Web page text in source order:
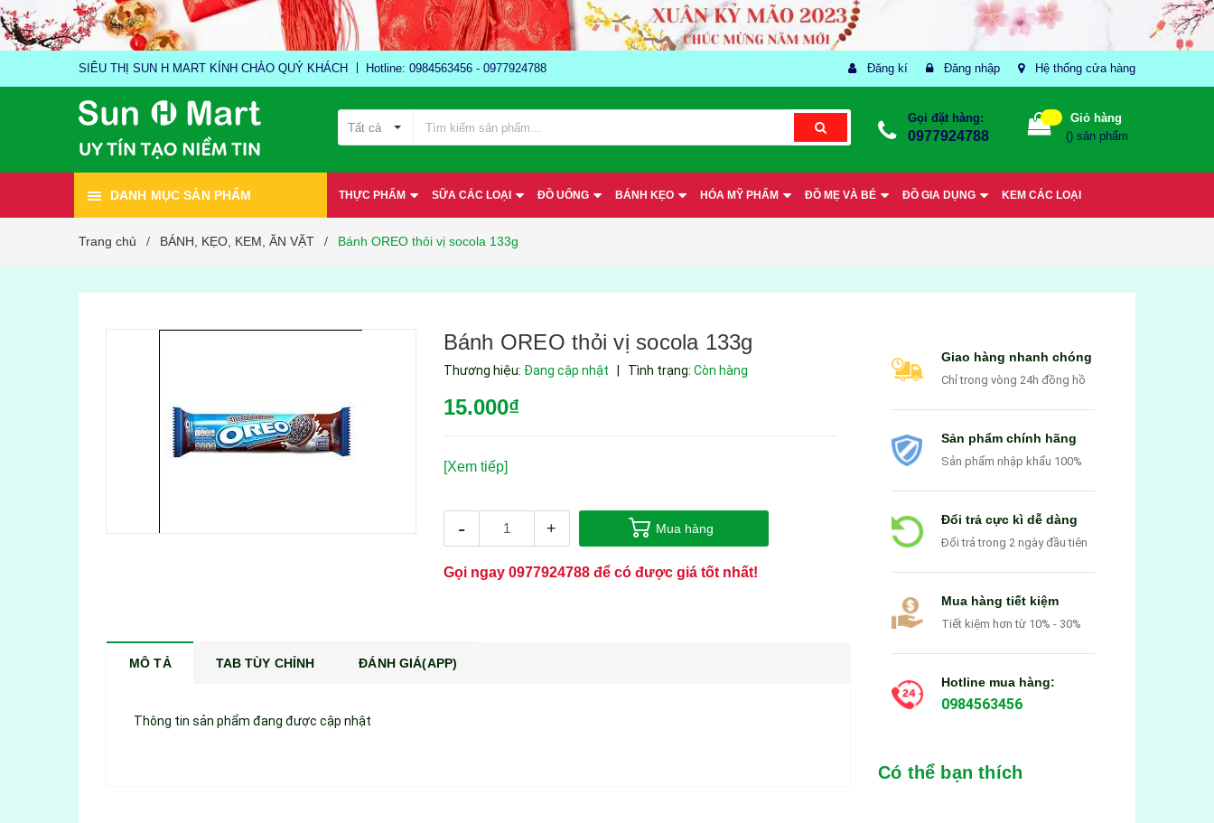
SIÊU THỊ SUN H MART KÍNH CHÀO QUÝ KHÁCH Hotline: 0984563456 - 0977924788 Đăng kí Đăng nhập Hệ thống cửa hàng
Tất cả
Gọi đặt hàng:
0977924788
Giỏ hàng
() sản phẩm
DANH MỤC SẢN PHẨM THỰC PHẨM SỮA CÁC LOẠI ĐỒ UỐNG BÁNH KẸO HÓA MỸ PHẨM ĐỒ MẸ VÀ BÉ ĐỒ GIA DỤNG KEM CÁC LOẠI
Trang chủ / BÁNH, KẸO, KEM, ĂN VẶT / Bánh OREO thỏi vị socola 133g
Bánh OREO thỏi vị socola 133g
Thương hiệu: Đang cập nhật Tình trạng: Còn hàng
15.000₫
[Xem tiếp]
- + Mua hàng
Gọi ngay 0977924788để có được giá tốt nhất!
MÔ TẢ TAB TÙY CHỈNH ĐÁNH GIÁ(APP)
Thông tin sản phẩm đang được cập nhật
Giao hàng nhanh chóng
Chỉ trong vòng 24h đồng hồ
Sản phẩm chính hãng
Sản phẩm nhập khẩu 100%
Đổi trả cực kì dễ dàng
Đổi trả trong 2 ngày đầu tiên
Mua hàng tiết kiệm
Tiết kiệm hơn từ 10% - 30%
Hotline mua hàng:
0984563456
Có thể bạn thích